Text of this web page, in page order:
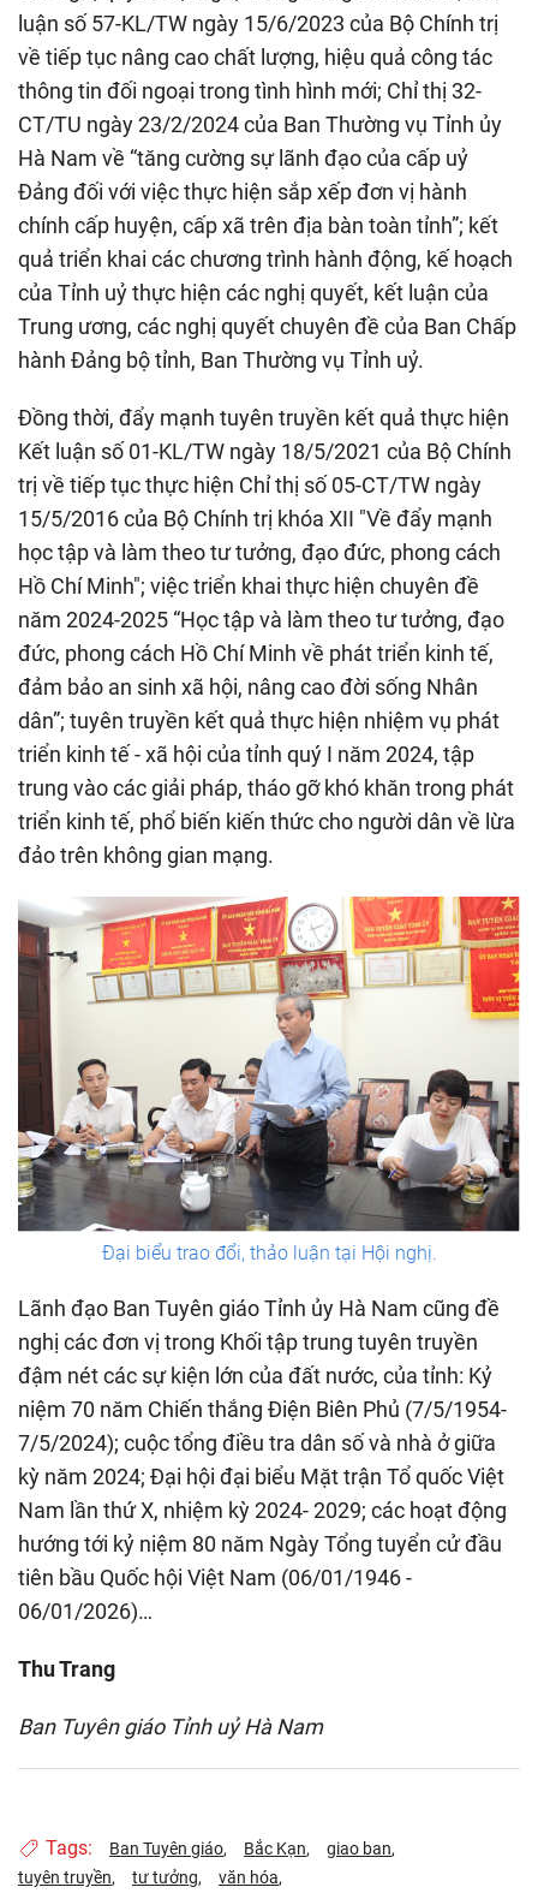
luận số 57-KL/TW ngày 15/6/2023 của Bộ Chính trị
về tiếp tục nâng cao chất lượng, hiệu quả công tác
thông tin đối ngoại trong tình hình mới; Chỉ thị 32-
CT/TU ngày 23/2/2024 của Ban Thường vụ Tỉnh ủy
Hà Nam về “tăng cường sự lãnh đạo của cấp uỷ
Đảng đối với việc thực hiện sắp xếp đơn vị hành
chính cấp huyện, cấp xã trên địa bàn toàn tỉnh”; kết
quả triển khai các chương trình hành động, kế hoạch
của Tỉnh uỷ thực hiện các nghị quyết, kết luận của
Trung ương, các nghị quyết chuyên đề của Ban Chấp
hành Đảng bộ tỉnh, Ban Thường vụ Tỉnh uỷ.
Đồng thời, đẩy mạnh tuyên truyền kết quả thực hiện
Kết luận số 01-KL/TW ngày 18/5/2021 của Bộ Chính
trị về tiếp tục thực hiện Chỉ thị số 05-CT/TW ngày
15/5/2016 của Bộ Chính trị khóa XII "Về đẩy mạnh
học tập và làm theo tư tưởng, đạo đức, phong cách
Hồ Chí Minh"; việc triển khai thực hiện chuyên đề
năm 2024-2025 “Học tập và làm theo tư tưởng, đạo
đức, phong cách Hồ Chí Minh về phát triển kinh tế,
đảm bảo an sinh xã hội, nâng cao đời sống Nhân
dân”; tuyên truyền kết quả thực hiện nhiệm vụ phát
triển kinh tế - xã hội của tỉnh quý I năm 2024, tập
trung vào các giải pháp, tháo gỡ khó khăn trong phát
triển kinh tế, phổ biến kiến thức cho người dân về lừa
đảo trên không gian mạng.
Đại biểu trao đổi, thảo luận tại Hội nghị.
Lãnh đạo Ban Tuyên giáo Tỉnh ủy Hà Nam cũng đề
nghị các đơn vị trong Khối tập trung tuyên truyền
đậm nét các sự kiện lớn của đất nước, của tỉnh: Kỷ
niệm 70 năm Chiến thắng Điện Biên Phủ (7/5/1954-
7/5/2024); cuộc tổng điều tra dân số và nhà ở giữa
kỳ năm 2024; Đại hội đại biểu Mặt trận Tổ quốc Việt
Nam lần thứ X, nhiệm kỳ 2024- 2029; các hoạt động
hướng tới kỷ niệm 80 năm Ngày Tổng tuyển cử đầu
tiên bầu Quốc hội Việt Nam (06/01/1946 -
06/01/2026)…
Thu Trang
Ban Tuyên giáo Tỉnh uỷ Hà Nam
Tags: Ban Tuyên giáo Bắc Kạn
giao ban
tuyên truyền
tư tưởng văn hóa